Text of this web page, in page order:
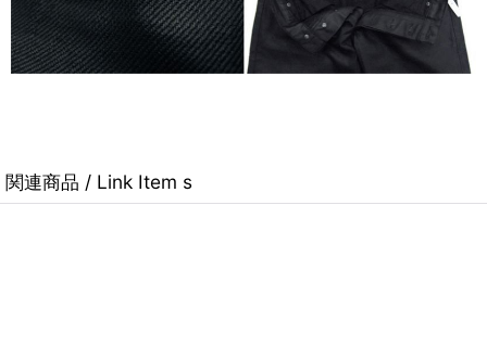
関連商品 / Link Item s